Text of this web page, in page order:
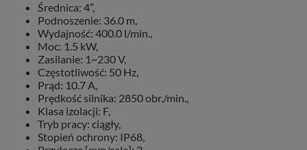
Średnica: 4”,
Podnoszenie: 36.0 m,
Wydajność: 400.0 l/min.,
Moc: 1.5 kW,
Zasilanie: 1~230 V,
Częstotliwość: 50 Hz,
Prąd: 10.7 A,
Prędkość silnika: 2850 obr./min.,
Klasa izolacji: F,
Tryb pracy: ciągły,
Stopień ochrony: IP68,